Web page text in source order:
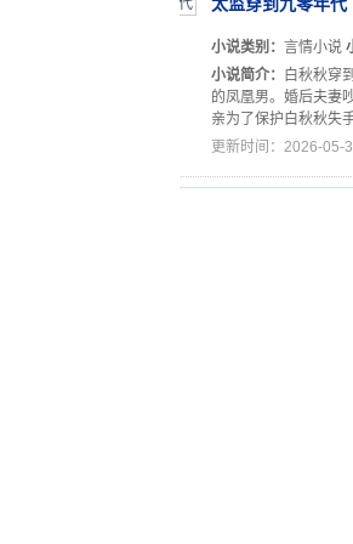
小说类别： 言情小说
小说简介：
白秋秋穿
的凤凰男。婚后夫妻
亲为了保护白秋秋失
更新时间：2026-05-